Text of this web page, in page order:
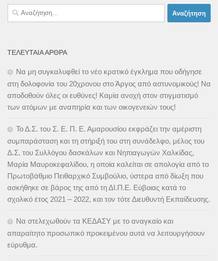
Αναζήτηση
για:
ΤΕΛΕΥΤΑΊΑ ΆΡΘΡΑ
Να μη συγκαλυφθεί το νέο κρατικό έγκλημα που οδήγησε
στη δολοφονία του 20χρονου στο Άργος από αστυνομικούς! Να
αποδοθούν όλες οι ευθύνες! Καμία ανοχή στον στιγματισμό
των ατόμων με αναπηρία και των οικογενειών τους!
Το Δ.Σ. του Σ. Ε. Π. Ε. Αμαρουσίου εκφράζει την αμέριστη
συμπαράσταση και τη στήριξή του στη συνάδελφο, μέλος του
Δ.Σ. του Συλλόγου δασκάλων και Νηπιαγωγών Χαλκίδας,
Μαρία Μαυροκεφαλίδου, η οποία καλείται σε απολογία από το
Πρωτοβάθμιο Πειθαρχικό Συμβούλιο, ύστερα από δίωξη που
ασκήθηκε σε βάρος της από τη ΔΙ.Π.Ε. Εύβοιας κατά το
σχολικό έτος 2021 – 2022, και τον τότε Διευθυντή Εκπαίδευσης.
Να στελεχωθούν τα ΚΕΔΑΣΥ με το αναγκαίο και
απαραίτητο προσωπικό προκειμένου αυτά να λειτουργήσουν
εύρυθμα.